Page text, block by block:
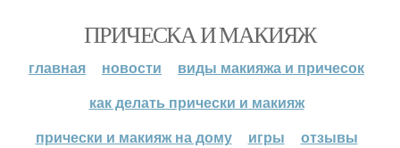
ПРИЧЕСКА И МАКИЯЖ
главная новости
виды макияжа и причесок
как делать прически и макияж
прически и макияж на дому
игры отзывы